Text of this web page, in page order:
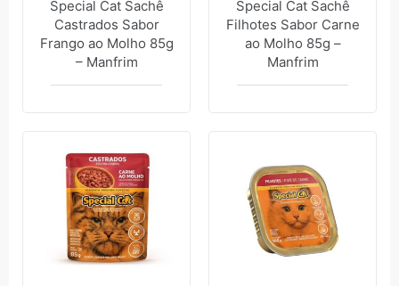
Special Cat Sachê
Castrados Sabor
Frango ao Molho 85g
– Manfrim
Special Cat Sachê
Filhotes Sabor Carne
ao Molho 85g –
Manfrim